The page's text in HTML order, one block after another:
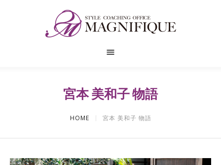
宮本 美和子 物語
HOME 宮本 美和子 物語